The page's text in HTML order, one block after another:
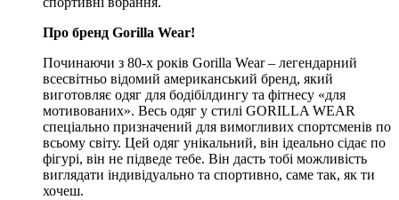
Про бренд Gorilla Wear!
Починаючи з 80-х років Gorilla Wear – легендарний
всесвітньо відомий американський бренд, який
виготовляє одяг для бодібілдингу та фітнесу «для
мотивованих». Весь одяг у стилі GORILLA WEAR
спеціально призначений для вимогливих спортсменів по
всьому світу. Цей одяг унікальний, він ідеально сідає по
фігурі, він не підведе тебе. Він дасть тобі можливість
виглядати індивідуально та спортивно, саме так, як ти
хочеш.